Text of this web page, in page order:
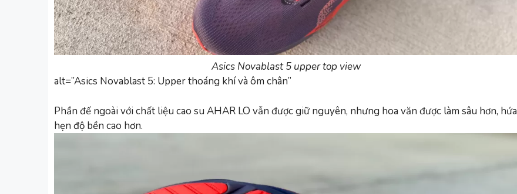
Asics Novablast 5 upper top view
alt=”Asics Novablast 5: Upper thoáng khí và ôm chân”
Phần đế ngoài với chất liệu cao su AHAR LO vẫn được giữ nguyên, nhưng hoa văn được làm sâu hơn, hứa
hẹn độ bền cao hơn.